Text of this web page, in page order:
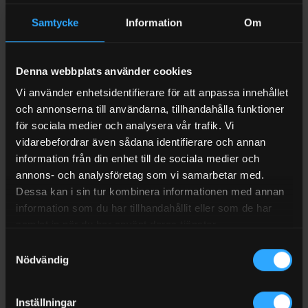
Samtycke Information Om
Denna webbplats använder cookies
Vi använder enhetsidentifierare för att anpassa innehållet
och annonserna till användarna, tillhandahålla funktioner
för sociala medier och analysera vår trafik. Vi
vidarebefordrar även sådana identifierare och annan
information från din enhet till de sociala medier och
annons- och analysföretag som vi samarbetar med.
Dessa kan i sin tur kombinera informationen med annan
information som du har tillhandahållit eller som de har
Nödvändig
Inställningar
Batteriladdare Noco Genius
5, 6/12 V, 5 A
Betygsatt
0
av
5
1 199krExkl moms
I LAGER (1-3 ARBETSDAGAR)
Batteriladdare Noco Genius
2, 6/12 V, 2 A
Betygsatt
0
av
5
820krExkl moms
I LAGER (1-3 ARBETSDAGAR)